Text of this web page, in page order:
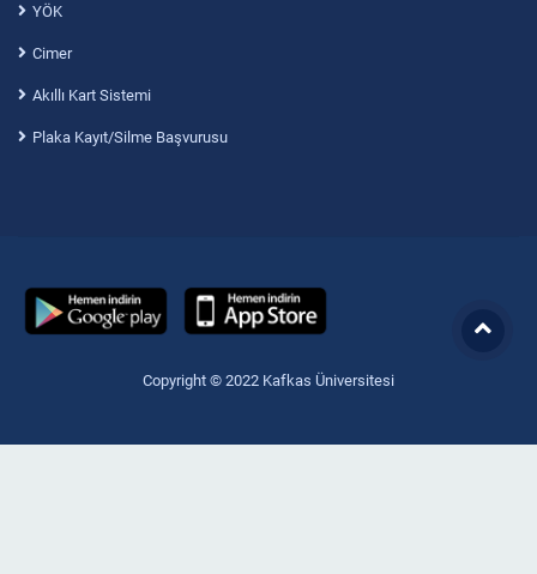
YÖK
Cimer
Akıllı Kart Sistemi
Plaka Kayıt/Silme Başvurusu
Copyright © 2022 Kafkas Üniversitesi